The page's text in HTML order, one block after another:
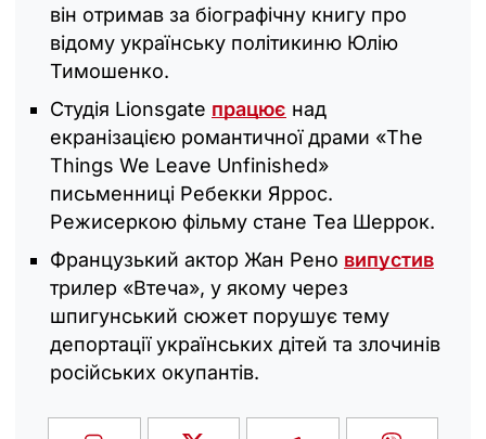
він отримав за біографічну книгу про
відому українську політикиню Юлію
Тимошенко.
Студія Lionsgate працює над
екранізацією романтичної драми «The
Things We Leave Unfinished»
письменниці Ребекки Яррос.
Режисеркою фільму стане Теа Шеррок.
Французький актор Жан Рено випустив
трилер «Втеча», у якому через
шпигунський сюжет порушує тему
депортації українських дітей та злочинів
російських окупантів.